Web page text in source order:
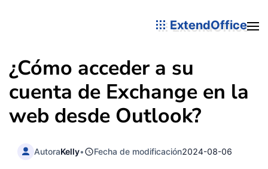
ExtendOffice
¿Cómo acceder a su
cuenta de Exchange en la
web desde Outlook?
AutoraKelly• Fecha de modificación2024-08-06